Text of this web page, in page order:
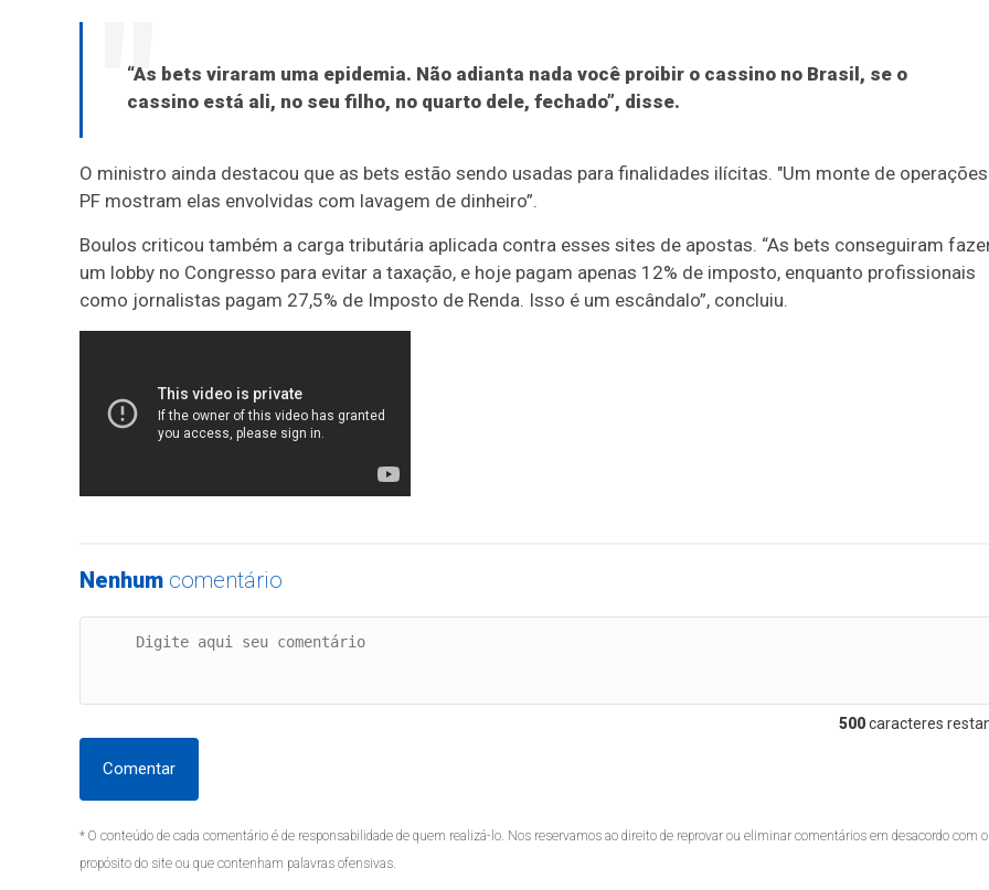
“As bets viraram uma epidemia. Não adianta nada você proibir o cassino no Brasil, se o
cassino está ali, no seu filho, no quarto dele, fechado”, disse.
O ministro ainda destacou que as bets estão sendo usadas para finalidades ilícitas. "Um monte de
PF mostram elas envolvidas com lavagem de dinheiro”.
Boulos criticou também a carga tributária aplicada contra esses sites de apostas. “As bets conseguiram
um lobby no Congresso para evitar a taxação, e hoje pagam apenas 12% de imposto, enquanto profissionais
como jornalistas pagam 27,5% de Imposto de Renda. Isso é um escândalo”, concluiu.
Nenhum comentário
500caracteres
Comentar
* O conteúdo de cada comentário é de responsabilidade de quem realizá-lo. Nos reservamos ao direito de reprovar ou eliminar comentários em desacordo com o
propósito do site ou que contenham palavras ofensivas.